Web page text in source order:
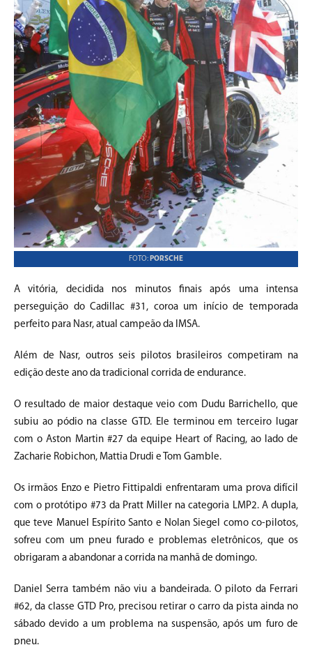
FOTO: PORSCHE
A vitória, decidida nos minutos finais após uma intensa
perseguição do Cadillac #31, coroa um início de temporada
perfeito para Nasr, atual campeão da IMSA.
Além de Nasr, outros seis pilotos brasileiros competiram na
edição deste ano da tradicional corrida de endurance.
O resultado de maior destaque veio com Dudu Barrichello, que
subiu ao pódio na classe GTD. Ele terminou em terceiro lugar
com o Aston Martin #27 da equipe Heart of Racing, ao lado de
Zacharie Robichon, Mattia Drudi e Tom Gamble.
Os irmãos Enzo e Pietro Fittipaldi enfrentaram uma prova difícil
com o protótipo #73 da Pratt Miller na categoria LMP2. A dupla,
que teve Manuel Espírito Santo e Nolan Siegel como co-pilotos,
sofreu com um pneu furado e problemas eletrônicos, que os
obrigaram a abandonar a corrida na manhã de domingo.
Daniel Serra também não viu a bandeirada. O piloto da Ferrari
#62, da classe GTD Pro, precisou retirar o carro da pista ainda no
sábado devido a um problema na suspensão, após um furo de
pneu.